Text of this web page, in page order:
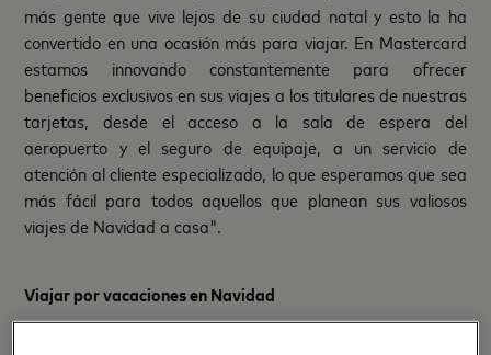
más gente que vive lejos de su ciudad natal y esto la ha
convertido en una ocasión más para viajar. En Mastercard
estamos innovando constantemente para ofrecer
beneficios exclusivos en sus viajes a los titulares de nuestras
tarjetas, desde el acceso a la sala de espera del
aeropuerto y el seguro de equipaje, a un servicio de
atención al cliente especializado, lo que esperamos que sea
más fácil para todos aquellos que planean sus valiosos
viajes de Navidad a casa".
Viajar por vacaciones en Navidad